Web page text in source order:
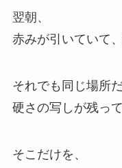
翌朝、
赤みが引いていて
それでも同じ場所だ
硬さの写しが残って
そこだけを、